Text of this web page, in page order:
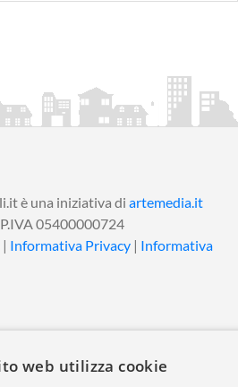
è una iniziativa di artemedia.it
05400000724
| Informativa Privacy | Informativa
web utilizza cookie